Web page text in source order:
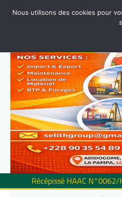
Récépissé HAAC
Nous utilisons des cookies pour